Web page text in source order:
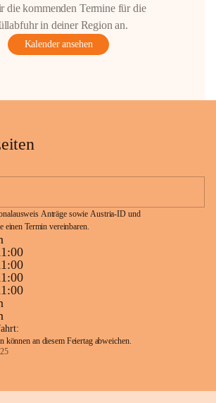
die kommenden Termine für die
in deiner Region an.
Kalender ansehen
Anträge sowie Austria-ID und
einen Termin vereinbaren.
können an diesem Feiertag abweichen.